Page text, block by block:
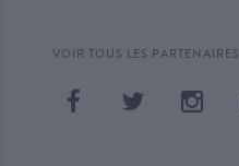
VOIR TOUS LES PARTENAIRES